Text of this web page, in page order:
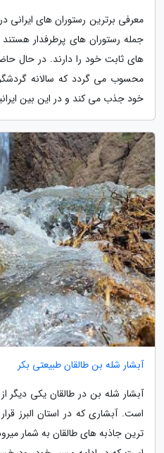
معرفی برترین رستوران های ایرانی
جمله رستوران های پرطرفدار
های ثابت خود را دارند. در حال
محسوب می گردد که سالانه
خود جذب می کند و در این بین
آبشار شله بن طالقان طبیعتی بکر
آبشار شله بن در طالقان یکی دیگر
است. آبشاری که در استان البرز
ترین جاذبه های طالقان به شمار